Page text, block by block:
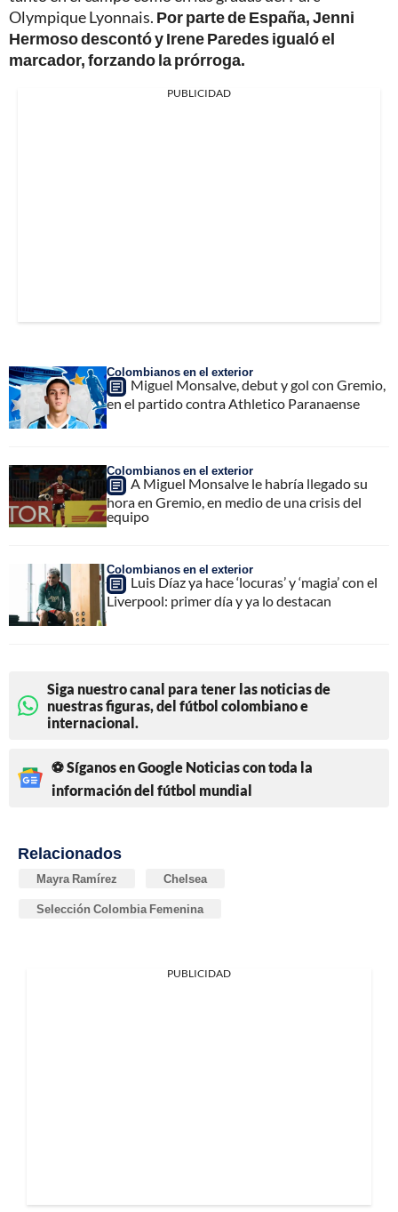
Olympique Lyonnais. Por parte de España, Jenni
Hermoso descontó y Irene Paredes igualó el
marcador, forzando la prórroga.
PUBLICIDAD
Colombianos en el exterior
Miguel Monsalve, debut y gol con Gremio,
en el partido contra Athletico Paranaense
Colombianos en el exterior
A Miguel Monsalve le habría llegado su
hora en Gremio, en medio de una crisis del
equipo
Colombianos en el exterior
Luis Díaz ya hace ‘locuras’ y ‘magia’ con el
Liverpool: primer día y ya lo destacan
Siga nuestro canal para tener las noticias de
nuestras figuras, del fútbol colombiano e
internacional.
⚽ Síganos en Google Noticias con toda la
información del fútbol mundial
Relacionados
Mayra Ramírez Chelsea
Selección Colombia Femenina
PUBLICIDAD